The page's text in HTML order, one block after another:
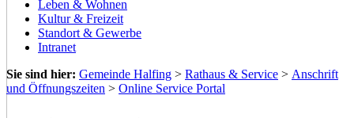
Leben & Wohnen
Kultur & Freizeit
Standort & Gewerbe
Intranet
Sie sind hier: Gemeinde Halfing > Rathaus & Service > Anschrift
und Öffnungszeiten > Online Service Portal